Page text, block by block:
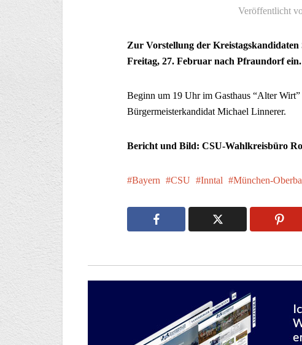
Veröffentlicht
Zur Vorstellung der
Freitag, 27. Februar nach Pfraundorf ein.
Beginn um 19 Uhr im Gasthaus “Alter
Bürgermeisterkandidat Michael Linnerer.
Bericht und Bild: CSU-Wahlkreisbüro
Bayern CSU Inntal München-